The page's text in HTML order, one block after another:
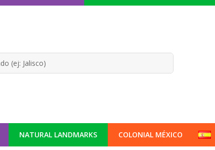
NATURAL LANDMARKS COLONIAL MÉXICO